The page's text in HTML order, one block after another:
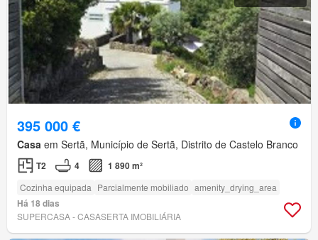
395 000 €
Casa em Sertã, Município de Sertã, Distrito de Castelo Branco
T2 4 1 890 m²
Cozinha equipada Parcialmente mobiliado amenity_drying_area
Há 18 dias
SUPERCASA - CASASERTA IMOBILIÁRIA